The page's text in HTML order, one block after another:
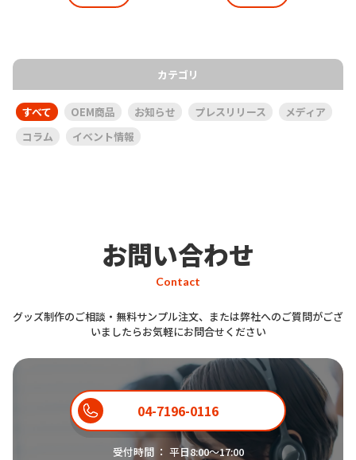
カテゴリ
すべて OEM商品 お知らせ プレスリリース
メディア
コラム
イベント情報
お問い合わせ
Contact
グッズ制作のご相談・無料サンプル注文、または弊社へのご質問がござ
いましたらお気軽にお問合せください
04-7196-0116
受付時間 ： 平日8:00〜17:00